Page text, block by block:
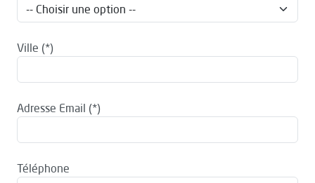
Ville
Adresse Email
Téléphone